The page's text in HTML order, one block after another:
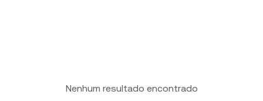
Nenhum resultado encontrado